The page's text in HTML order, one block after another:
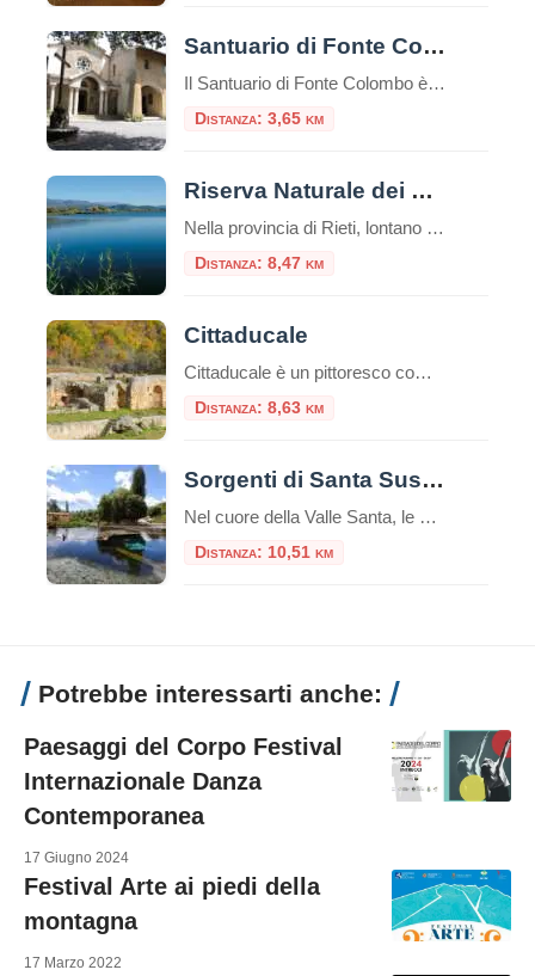
Santuario di Fonte Colombo
Il Santuario di Fonte Colombo è un luogo di grande importanza storica e religiosa situato nei pressi di Rieti, nella regione del Lazio, in Italia. Il santuario è dedicato a San Francesco d’Assisi, fondatore dell’ordine francescano. Il santuario è considerato il Sinai francescano. Qui tutto è sacro: gli edifici e il bosco stesso, perché racchiude […]
Distanza: 3,65 km
Riserva Naturale dei Laghi Lungo e Ripasottile
Nella provincia di Rieti, lontano dal caos delle grandi città e immerso nel cuore della Sabina, si trova un luogo incantevole e ancora poco conosciuto: la Riserva Naturale dei Laghi Lungo e Ripasottile. Questa area protetta, istituita nel 1985, è un vero e proprio paradiso per gli amanti della natura, del birdwatching e della tranquillità. Con […]
Distanza: 8,47 km
Cittaducale
Cittaducale è un pittoresco comune situato nella provincia di Rieti, nella regione del Lazio, in Italia. Cittaducale venne fondata nel 1308 da Carlo II d’Angiò, presso il confine settentrionale del Regno di Napoli. Il paese deve il suo nome al duca di Calabria Roberto, figlio di Carlo lo Zoppo. Cittaducale è ricca di edifici storici, […]
Distanza: 8,63 km
Sorgenti di Santa Susanna
Nel cuore della Valle Santa, le Sorgenti di Santa Susanna si trovano in località Piedicolle nel comune di Rivodutri, in provincia di Rieti.Fanno parte della Riserva naturale dei Laghi Lungo e RipasottileÈ una delle sorgenti più grandi d’Europa, con una portata d’acqua di 5000 litri al secondo e con la temperatura dell’acqua che si aggira […]
Distanza: 10,51 km
Potrebbe interessarti anche:
Paesaggi del Corpo Festival
Internazionale Danza
Contemporanea
17 Giugno 2024
Festival Arte ai piedi della
montagna
17 Marzo 2022